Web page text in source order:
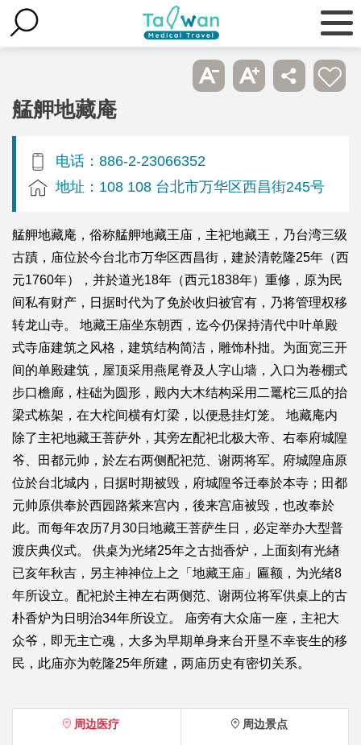
艋舺地藏庵
电话：886-2-23066352
地址：108 108 台北市万华区西昌街245号
艋舺地藏庵，俗称艋舺地藏王庙，主祀地藏王，乃台湾三级
古蹟，庙位於今台北市万华区西昌街，建於清乾隆25年（西
元1760年），并於道光18年（西元1838年）重修，原为民
间私有财产，日据时代为了免於收归被官有，乃将管理权移
转龙山寺。 地藏王庙坐东朝西，迄今仍保持清代中叶单殿
式寺庙建筑之风格，建筑结构简洁，雕饰朴拙。为面宽三开
间的单殿建筑，屋顶采用燕尾脊及人字山墙，入口为卷棚式
步口檐廊，柱础为圆形，殿内大木结构采用二鼍柁三瓜的抬
梁式栋架，在大柁间横有灯梁，以便悬挂灯笼。 地藏庵内
除了主祀地藏王菩萨外，其旁左配祀北极大帝、右奉府城隍
爷、田都元帅，於左右两侧配祀范、谢两将军。府城隍庙原
位於台北城内，日据时期被毁，府城隍爷迁奉於本寺；田都
元帅原供奉於西园路紫来宫内，後来宫庙被毁，也改奉於
此。而每年农历7月30日地藏王菩萨生日，必定举办大型普
渡庆典仪式。 供桌为光绪25年之古拙香炉，上面刻有光緖
已亥年秋吉，另主神神位上之「地藏王庙」匾额，为光绪8
年所设立。配祀於主神左右两侧范、谢两位将军供桌上的古
朴香炉为日明治34年所设立。 庙旁有大众庙一座，主祀大
众爷，即无主亡魂，大多为早期单身来台开垦不幸丧生的移
民，此庙亦为乾隆25年所建，两庙历史有密切关系。
周边医疗 周边景点